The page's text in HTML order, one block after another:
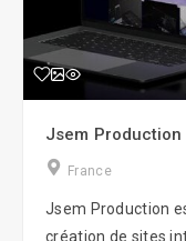
Jsem Production
France
Jsem Production
création de sites